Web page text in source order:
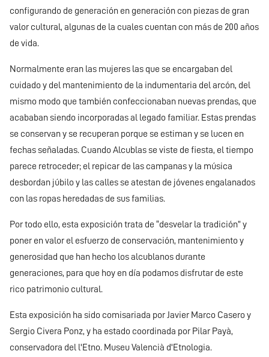
configurando de generación en generación con piezas de gran
valor cultural, algunas de la cuales cuentan con más de 200 años
de vida.
Normalmente eran las mujeres las que se encargaban del
cuidado y del mantenimiento de la indumentaria del arcón, del
mismo modo que también confeccionaban nuevas prendas, que
acababan siendo incorporadas al legado familiar. Estas prendas
se conservan y se recuperan porque se estiman y se lucen en
fechas señaladas. Cuando Alcublas se viste de fiesta, el tiempo
parece retroceder; el repicar de las campanas y la música
desbordan júbilo y las calles se atestan de jóvenes engalanados
con las ropas heredadas de sus familias.
Por todo ello, esta exposición trata de “desvelar la tradición” y
poner en valor el esfuerzo de conservación, mantenimiento y
generosidad que han hecho los alcublanos durante
generaciones, para que hoy en día podamos disfrutar de este
rico patrimonio cultural.
Esta exposición ha sido comisariada por Javier Marco Casero y
Sergio Civera Ponz, y ha estado coordinada por Pilar Payà,
conservadora del l'Etno. Museu Valencià d'Etnologia.